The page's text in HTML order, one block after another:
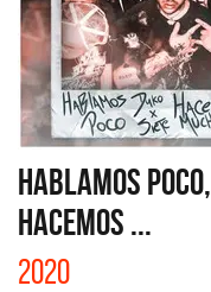
HABLAMOS POCO,
HACEMOS ...
2020